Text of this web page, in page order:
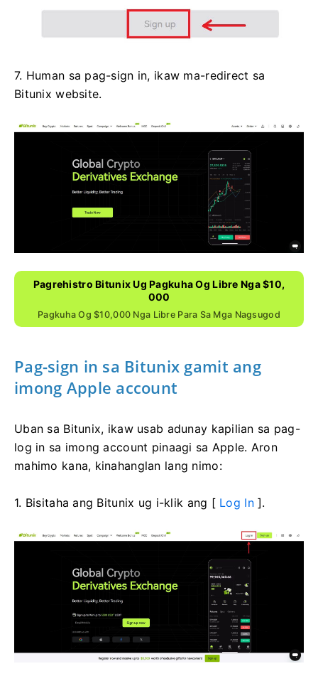
7. Human sa pag-sign in, ikaw ma-redirect sa
Bitunix website.
Pagrehistro Bitunix Ug Pagkuha Og Libre Nga $10,
000
Pagkuha Og $10,000 Nga Libre Para Sa Mga Nagsugod
Pag-sign in sa Bitunix gamit ang
imong Apple account
Uban sa Bitunix, ikaw usab adunay kapilian sa pag-
log in sa imong account pinaagi sa Apple. Aron
mahimo kana, kinahanglan lang nimo:
1. Bisitaha ang Bitunix ug i-klik ang [ Log In].